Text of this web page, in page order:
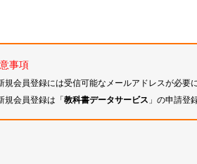
事項
規会員登録には受信可能なメールアドレスが必要
規会員登録は「教科書データサービス 」の申請登